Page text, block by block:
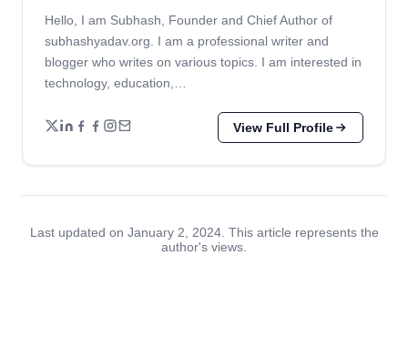
Hello, I am Subhash, Founder and Chief Author of
subhashyadav.org. I am a professional writer and
blogger who writes on various topics. I am interested in
technology, education,…
View Full Profile
Last updated on January 2, 2024. This article represents the
author's views.